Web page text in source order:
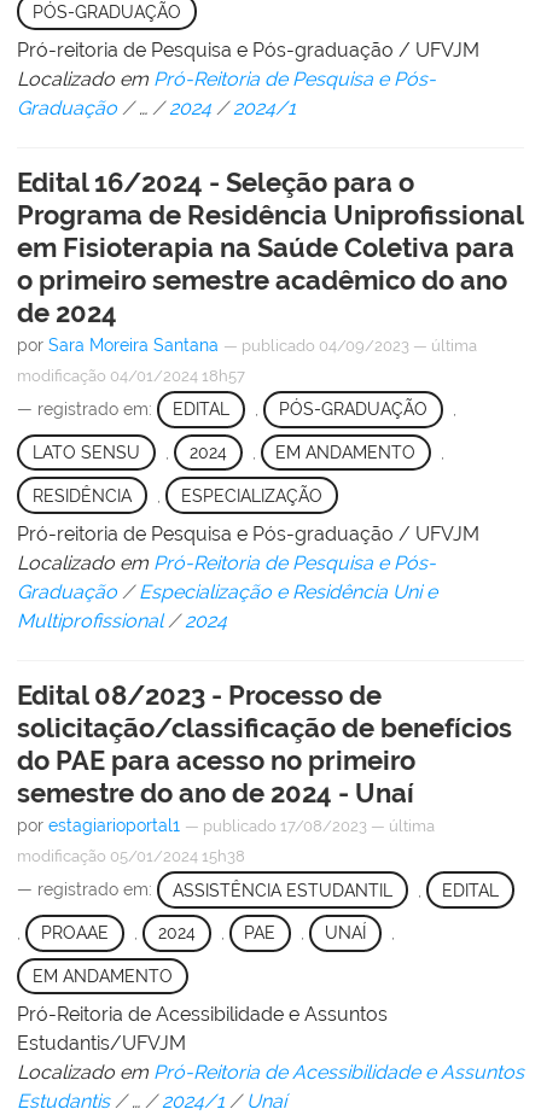
PÓS-GRADUAÇÃO
Pró-reitoria de Pesquisa e Pós-graduação / UFVJM
Localizado em Pró-Reitoria de Pesquisa e Pós-
Graduação /… /2024 /2024/1
Edital 16/2024 - Seleção para o
Programa de Residência Uniprofissional
em Fisioterapia na Saúde Coletiva para
o primeiro semestre acadêmico do ano
de 2024
por Sara Moreira Santana — publicado 04/09/2023 — última
modificação 04/01/2024 18h57
— registrado em: EDITAL , PÓS-GRADUAÇÃO ,
LATO SENSU 2024 EM ANDAMENTO
RESIDÊNCIA ESPECIALIZAÇÃO
Pró-reitoria de Pesquisa e Pós-graduação / UFVJM
Localizado em Pró-Reitoria de Pesquisa e Pós-
Graduação /Especialização e Residência Uni e
Multiprofissional /2024
Edital 08/2023 - Processo de
solicitação/classificação de benefícios
do PAE para acesso no primeiro
semestre do ano de 2024 - Unaí
por estagiarioportal1 — publicado 17/08/2023 — última
modificação 05/01/2024 15h38
— registrado em: ASSISTÊNCIA ESTUDANTIL EDITAL
, PROAAE , 2024 , PAE , UNAÍ ,
EM ANDAMENTO
Pró-Reitoria de Acessibilidade e Assuntos
Estudantis/UFVJM
Localizado em Pró-Reitoria de Acessibilidade e Assuntos
Estudantis /… /2024/1 / Unaí